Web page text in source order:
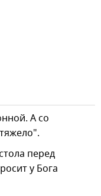
А со
перед
у Бога